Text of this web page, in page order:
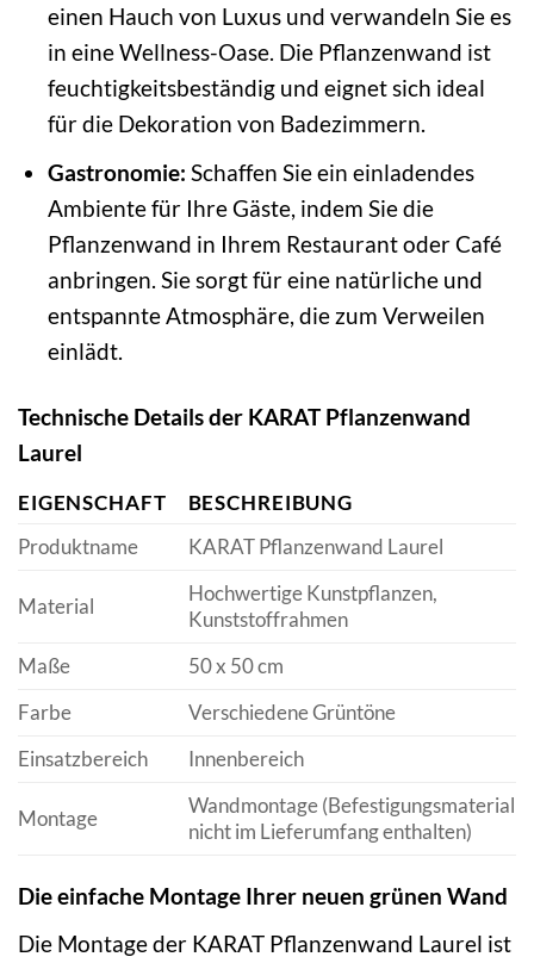
einen Hauch von Luxus und verwandeln Sie es
in eine Wellness-Oase. Die Pflanzenwand ist
feuchtigkeitsbeständig und eignet sich ideal
für die Dekoration von Badezimmern.
Gastronomie: Schaffen Sie ein einladendes
Ambiente für Ihre Gäste, indem Sie die
Pflanzenwand in Ihrem Restaurant oder Café
anbringen. Sie sorgt für eine natürliche und
entspannte Atmosphäre, die zum Verweilen
einlädt.
Technische Details der KARAT Pflanzenwand
Laurel
EIGENSCHAFT
BESCHREIBUNG
Produktname
KARAT Pflanzenwand Laurel
Material
Hochwertige Kunstpflanzen,
Kunststoffrahmen
Maße
50 x 50 cm
Farbe
Verschiedene Grüntöne
Einsatzbereich
Innenbereich
Montage
Wandmontage (Befestigungsmaterial
nicht im Lieferumfang enthalten)
Die einfache Montage Ihrer neuen grünen Wand
Die Montage der KARAT Pflanzenwand Laurel ist